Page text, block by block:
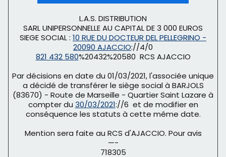
L.A.S. DISTRIBUTION
SARL UNIPERSONNELLE AU CAPITAL DE 3 000 EUROS
SIEGE SOCIAL : 10 RUE DU DOCTEUR DEL PELLEGRINO -
20090 AJACCIO://4/0
821 432 580%20432%20580 RCS AJACCIO
Par décisions en date du 01/03/2021, l'associée unique
a décidé de transférer le siège social à BARJOLS
(83670) - Route de Marseille - Quartier Saint Lazare à
compter du 30/03/2021://6 et de modifier en
conséquence les statuts à cette même date.
Mention sera faite au RCS d'AJACCIO. Pour avis
—-
718305